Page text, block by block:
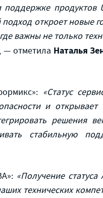
продуктов
подход откроет новые
важны не только
, — отметила Наталья
«Статус
и
решения
стабильную
«Получение
технических